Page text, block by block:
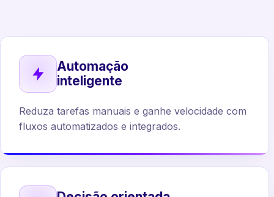
Automação
inteligente
Reduza tarefas manuais e ganhe velocidade com
fluxos automatizados e integrados.